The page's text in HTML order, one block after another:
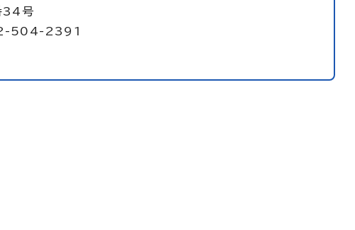
34号
504-2391